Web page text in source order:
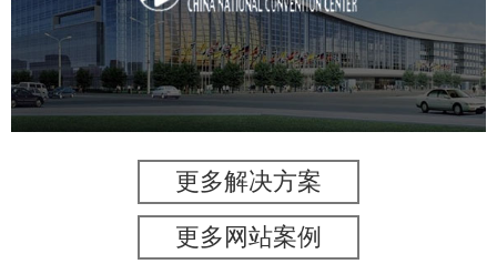
专业服务 网站建设 网站设计
更多解决方案
更多网站案例